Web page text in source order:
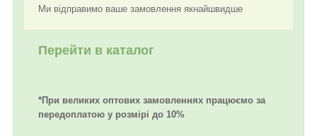
Ми відправимо ваше замовлення якнайшвидше
Перейти в каталог
*При великих оптових замовленнях працюємо за
передоплатою у розмірі до 10%